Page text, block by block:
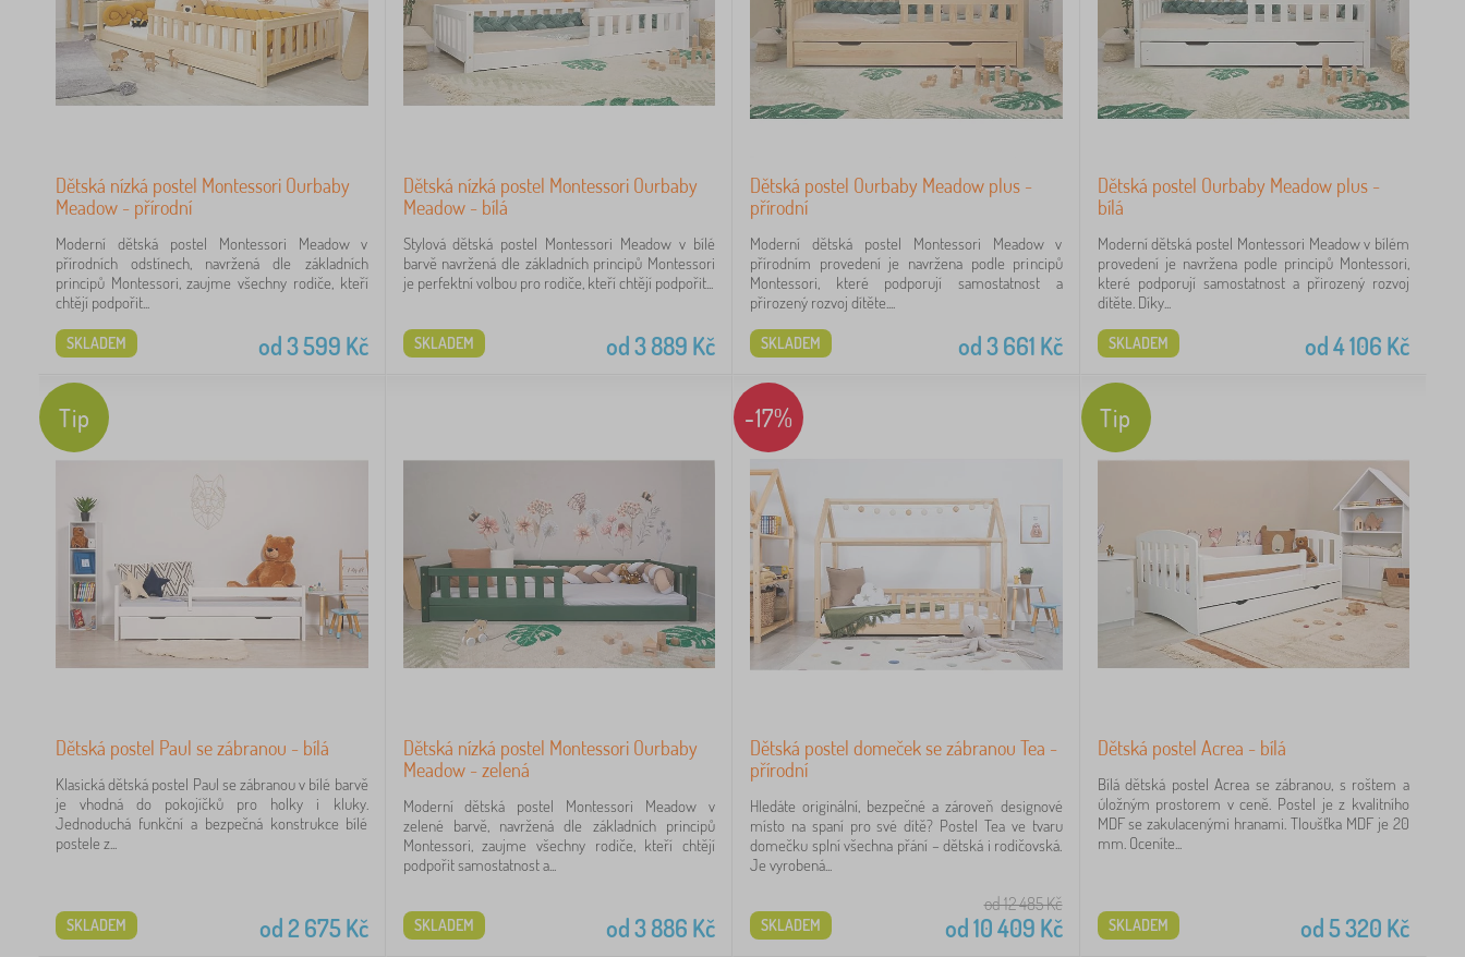
Dětská nízká postel Montessori Ourbaby
Meadow - přírodní
Moderní dětská postel Montessori Meadow v
přírodních odstínech, navržená dle základních
principů Montessori, zaujme všechny rodiče, kteří
chtějí podpořit...
od3 599 Kč
SKLADEM
Dětská nízká postel Montessori Ourbaby
Meadow - bílá
Stylová dětská postel Montessori Meadow v bílé
barvě navržená dle základních principů Montessori
je perfektní volbou pro rodiče, kteří chtějí podpořit...
od3 889 Kč
SKLADEM
Dětská postel Ourbaby Meadow plus -
přírodní
Moderní dětská postel Montessori Meadow v
přírodním provedení je navržena podle principů
Montessori, které podporují samostatnost a
přirozený rozvoj dítěte....
od3 661 Kč
SKLADEM
Dětská postel Ourbaby Meadow plus -
bílá
Moderní dětská postel Montessori Meadow v bílém
provedení je navržena podle principů Montessori,
které podporují samostatnost a přirozený rozvoj
dítěte. Díky...
od4 106 Kč
SKLADEM
Tip
Dětská postel Paul se zábranou - bílá
Klasická dětská postel Paul se zábranou v bílé barvě
je vhodná do pokojíčků pro holky i kluky.
Jednoduchá funkční a bezpečná konstrukce bílé
postele z...
od2 675Kč
SKLADEM
Dětská nízká postel Montessori Ourbaby
Meadow - zelená
Moderní dětská postel Montessori Meadow v
zelené barvě, navržená dle základních principů
Montessori, zaujme všechny rodiče, kteří chtějí
podpořit samostatnost a...
od3 886 Kč
SKLADEM
-17%
Dětská postel domeček se zábranou Tea -
přírodní
Hledáte originální, bezpečné a zároveň designové
místo na spaní pro své dítě? Postel Tea ve tvaru
domečku splní všechna přání – dětská i rodičovská.
Je vyrobená...
od 12 485Kč
od10 409 Kč
SKLADEM
Tip
Dětská postel Acrea - bílá
Bílá dětská postel Acrea se zábranou, s roštem a
úložným prostorem v ceně. Postel je z kvalitního
MDF se zakulacenými hranami. Tloušťka MDF je 20
mm. Oceníte...
od5 320 Kč
SKLADEM